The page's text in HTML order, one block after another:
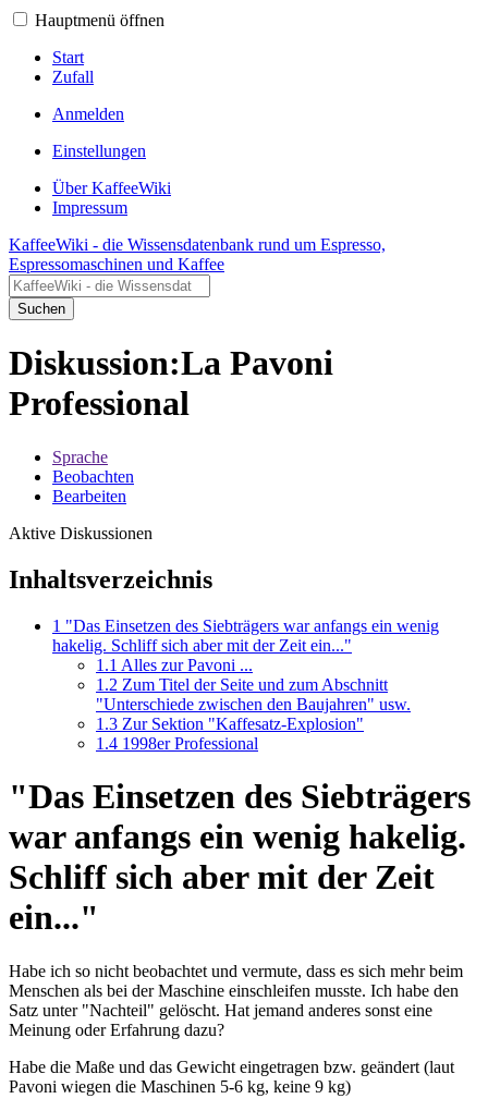
Hauptmenü öffnen
Start
Zufall
Anmelden
Einstellungen
Über KaffeeWiki
Impressum
KaffeeWiki - die Wissensdatenbank rund um Espresso,
Espressomaschinen und Kaffee
Suchen
Diskussion:La Pavoni
Professional
Sprache
Beobachten
Bearbeiten
Aktive Diskussionen
Inhaltsverzeichnis
1 "Das Einsetzen des Siebträgers war anfangs ein wenig
hakelig. Schliff sich aber mit der Zeit ein..."
1.1 Alles zur Pavoni ...
1.2 Zum Titel der Seite und zum Abschnitt
"Unterschiede zwischen den Baujahren" usw.
1.3 Zur Sektion "Kaffesatz-Explosion"
1.4 1998er Professional
"Das Einsetzen des Siebträgers
war anfangs ein wenig hakelig.
Schliff sich aber mit der Zeit
ein..."
Habe ich so nicht beobachtet und vermute, dass es sich mehr beim
Menschen als bei der Maschine einschleifen musste. Ich habe den
Satz unter "Nachteil" gelöscht. Hat jemand anderes sonst eine
Meinung oder Erfahrung dazu?
Habe die Maße und das Gewicht eingetragen bzw. geändert (laut
Pavoni wiegen die Maschinen 5-6 kg, keine 9 kg)